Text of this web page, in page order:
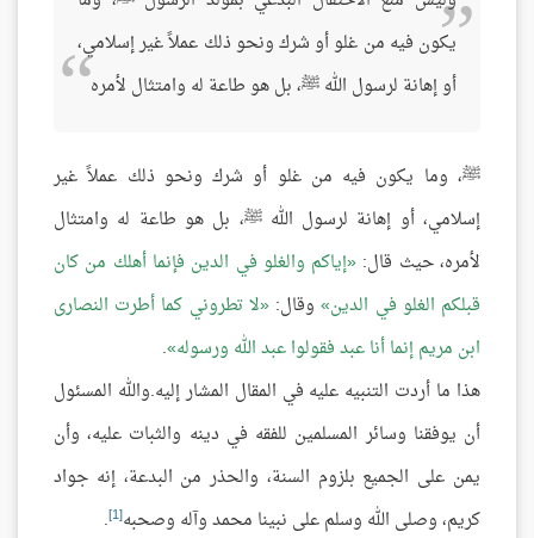
يكون فيه من غلو أو شرك ونحو ذلك عملاً غير إسلامي،
أو إهانة لرسول الله ﷺ، بل هو طاعة له وامتثال لأمره
ﷺ، وما يكون فيه من غلو أو شرك ونحو ذلك عملاً غير
إسلامي، أو إهانة لرسول الله ﷺ، بل هو طاعة له وامتثال
لأمره، حيث قال: إياكم والغلو في الدين فإنما أهلك من كان
قبلكم الغلو في الدين وقال: لا تطروني كما أطرت النصارى
ابن مريم إنما أنا عبد فقولوا عبد الله ورسوله .
هذا ما أردت التنبيه عليه في المقال المشار إليه.والله المسئول
أن يوفقنا وسائر المسلمين للفقه في دينه والثبات عليه، وأن
يمن على الجميع بلزوم السنة، والحذر من البدعة، إنه جواد
كريم، وصلى الله وسلم على نبينا محمد وآله وصحبه[1]
.